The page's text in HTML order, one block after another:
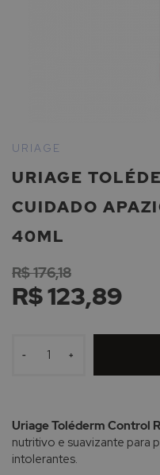
para
início
Galeria
de
imagens
URIAGE
CUIDADO
40ML
URIAGE
R$ 123,89
R$ 176,18
- +
Uriage Toléderm Control
nutritivo e suavizante para
intolerantes.